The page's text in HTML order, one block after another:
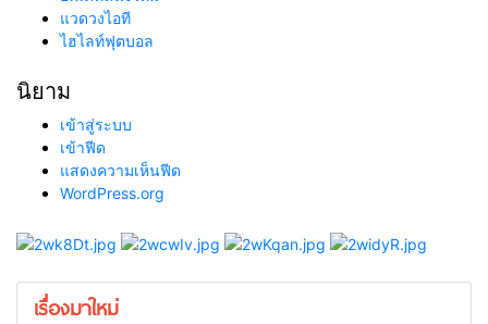
แวดวงไอที
ไฮไลท์ฟุตบอล
นิยาม
เข้าสู่ระบบ
เข้าฟีด
แสดงความเห็นฟีด
WordPress.org
เรื่องมาใหม่